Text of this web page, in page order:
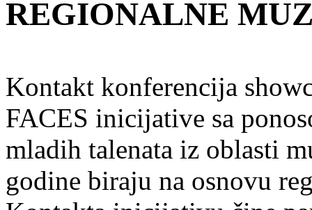
REGIONALNE
Kontakt konferencija
FACES inicijative sa
mladih talenata iz oblasti
godine biraju na osnovu